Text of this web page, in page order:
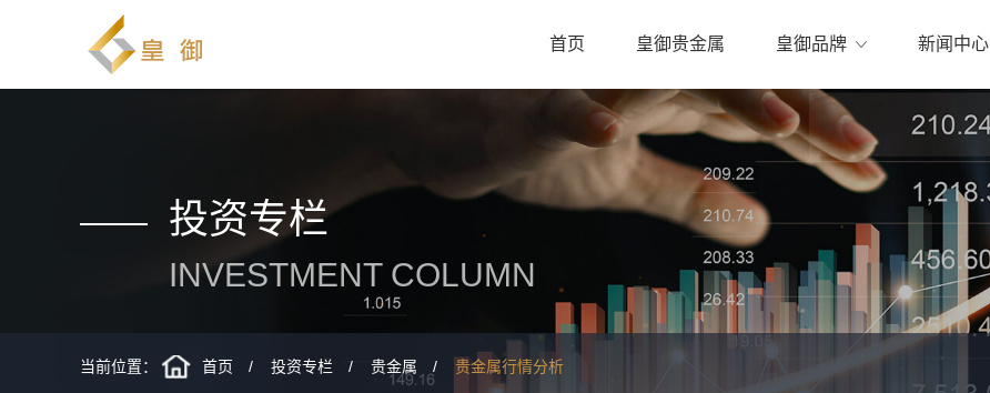
首页 皇御贵金属 皇御品牌 新闻中心
投资专栏
INVESTMENT COLUMN
当前位置： 首页 投资专栏 贵金属 贵金属行情分析